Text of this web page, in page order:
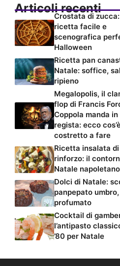
Articoli recenti
Crostata di
ricetta facile e
scenografica
Halloween
Ricetta pan
Natale: soffice,
ripieno
Megalopolis, il
flop di Francis
Coppola manda
regista: ecco
costretto a fare
Ricetta insalata di
rinforzo: il
Natale napoletano
Dolci di Natale:
panpepato
profumato
Cocktail di
l’antipasto
’80 per Natale